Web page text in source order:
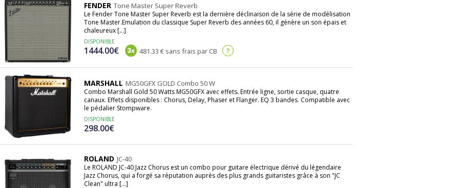
FENDER Tone Master Super Reverb
Le Fender Tone Master Super Reverb est la dernière déclinaison de la série de modélisation
Tone Master.Emulation du classique Super Reverb des années 60, il génère un son épais et
chaleureux [...]
DISPONIBLE
1444.00€ 481.33 € sans frais par CB ?
MARSHALL MG50GFX GOLD Combo 50 W
Combo Marshall Gold 50 Watts MG50GFX avec effets. Entrée ligne, sortie casque, quatre
canaux. Effets disponibles : Chorus, Delay, Phaser et Flanger. EQ 3 bandes. Compatible avec
le pédalier Stompware.
DISPONIBLE
298.00€
ROLAND JC-40
Le ROLAND JC-40 Jazz Chorus est un combo pour guitare électrique dérivé du légendaire
Jazz Chorus, qui a forgé sa réputation auprès des plus grands guitaristes grâce à son "JC
Clean" ultra [...]